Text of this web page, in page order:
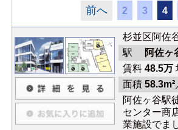
前へ 2 3 4
杉並区阿佐
駅
阿佐ヶ
賃料 48.5万
面積 58.3m²
阿佐ヶ谷駅
センター商
業施設でま